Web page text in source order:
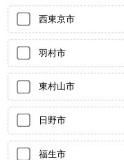
西東京市
羽村市
東村山市
日野市
福生市